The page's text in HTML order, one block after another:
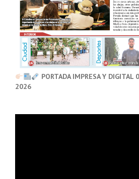
PORTADA IMPRESA Y DIGITAL
2026